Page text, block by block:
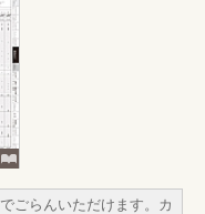
ごらんいただけます。カ